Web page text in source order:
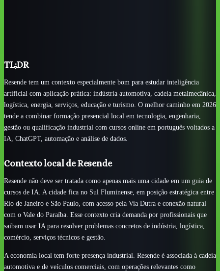
TL;DR
Resende tem um contexto especialmente bom para estudar inteligência
artificial com aplicação prática: indústria automotiva, cadeia metalmecânica,
logística, energia, serviços, educação e turismo. O melhor caminho em 2026
tende a combinar formação presencial local em tecnologia, engenharia,
gestão ou qualificação industrial com cursos online em português voltados a
IA, ChatGPT, automação e análise de dados.
Contexto local de Resende
Resende não deve ser tratada como apenas mais uma cidade em um guia de
cursos de IA. A cidade fica no Sul Fluminense, em posição estratégica entre
Rio de Janeiro e São Paulo, com acesso pela Via Dutra e conexão natural
com o Vale do Paraíba. Esse contexto cria demanda por profissionais que
saibam usar IA para resolver problemas concretos de indústria, logística,
comércio, serviços técnicos e gestão.
A economia local tem forte presença industrial. Resende é associada à cadeia
automotiva e de veículos comerciais, com operações relevantes como